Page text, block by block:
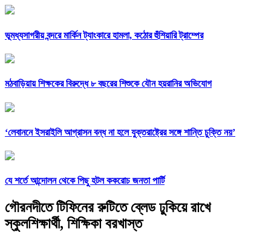
ভূমধ্যসাগরীয় বন্দরে মার্কিন ট্যাংকারে হামলা, কঠোর হুঁশিয়ারি ট্রাম্পের
মঠবাড়িয়ায় শিক্ষকের বিরুদ্ধে ৮ বছরের শিশুকে যৌন হয়রানির অভিযোগ
‘লেবাননে ইসরাইলি আগ্রাসন বন্ধ না হলে যুক্তরাষ্ট্রের সঙ্গে শান্তি চুক্তি নয়’
যে শর্তে আন্দোলন থেকে পিছু হটল ককরোচ জনতা পার্টি
গৌরনদীতে টিফিনের রুটিতে ব্লেড ঢুকিয়ে রাখে
স্কুলশিক্ষার্থী, শিক্ষিকা বরখাস্ত